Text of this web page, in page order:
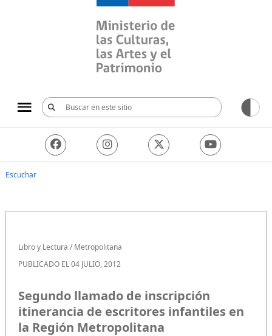
Ministerio de las
Escuchar
Libro y Lectura /Metropolitana
PUBLICADO EL 04 JULIO, 2012
Segundo llamado de inscripción
itinerancia de escritores infantiles en
la Región Metropolitana